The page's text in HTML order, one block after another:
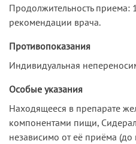
Продолжительность приема:
рекомендации врача.
Противопоказания
Индивидуальная
Особые указания
Находящееся в препарате
компонентами пищи,
независимо от её приёма (до